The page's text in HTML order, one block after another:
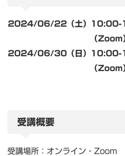
2024/06/22（土）10:00-
（Zoom
2024/06/30（日）10:00-
（Zoom
受講概要
受講場所：オンライン・Zoom